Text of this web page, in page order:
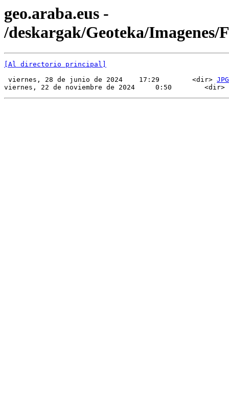
geo.araba.eus -
/deskargak/Geoteka/Imagenes/
[Al directorio principal]
viernes, 28 de junio de 2024    17:29        <dir> JPG
viernes, 22 de noviembre de 2024     0:50        <dir>